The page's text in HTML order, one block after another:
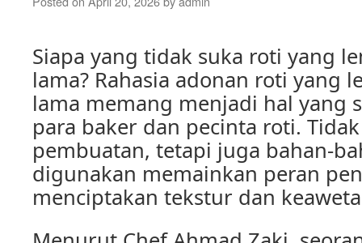
Siapa yang tidak suka roti yang
lama? Rahasia adonan roti yang
lama memang menjadi hal yang
para baker dan pecinta roti.
pembuatan, tetapi juga bahan-
digunakan memainkan peran
menciptakan tekstur dan